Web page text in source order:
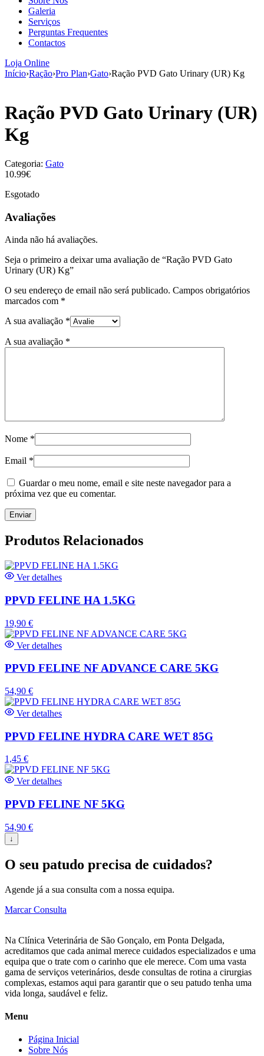
Galeria
Serviços
Perguntas Frequentes
Contactos
Loja Online
Início›Ração›Pro Plan›Gato›Ração PVD Gato Urinary (UR) Kg
Ração PVD Gato Urinary (UR)
Kg
Categoria: Gato
10.99€
Esgotado
Avaliações
Ainda não há avaliações.
Seja o primeiro a deixar uma avaliação de “Ração PVD Gato
Urinary (UR) Kg”
O seu endereço de email não será publicado. Campos obrigatórios
marcados com *
A sua avaliação *
A sua avaliação *
Nome *
Email *
Guardar o meu nome, email e site neste navegador para a
próxima vez que eu comentar.
Produtos Relacionados
Ver detalhes
PPVD FELINE HA 1.5KG
19,90 €
Ver detalhes
PPVD FELINE NF ADVANCE CARE 5KG
54,90 €
Ver detalhes
PPVD FELINE HYDRA CARE WET 85G
1,45 €
Ver detalhes
PPVD FELINE NF 5KG
54,90 €
↓
O seu patudo precisa de cuidados?
Agende já a sua consulta com a nossa equipa.
Marcar Consulta
Na Clínica Veterinária de São Gonçalo, em Ponta Delgada,
acreditamos que cada animal merece cuidados especializados e uma
equipa que o trate com o carinho que ele merece. Com uma vasta
gama de serviços veterinários, desde consultas de rotina a cirurgias
complexas, estamos aqui para garantir que o seu patudo tenha uma
vida longa, saudável e feliz.
Menu
Página Inicial
Sobre Nós
aumenta a
probabilidade
de ver
conteúdo e
ofertas